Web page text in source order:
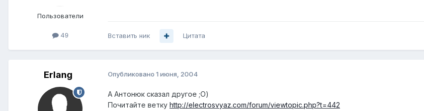
Пользователи
49 Вставить ник Цитата
Erlang Опубликовано 1 июня, 2004
А Антонюк сказал другое ;О)
Почитайте ветку http://electrosvyaz.com/forum/viewtopic.php?t=442